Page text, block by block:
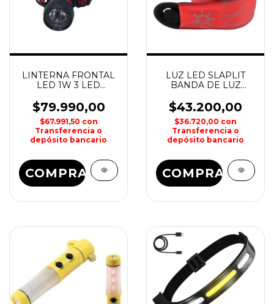
LINTERNA FRONTAL
LED 1W 3 LED
$79.990,00
$67.991,50 con
Transferencia o
depósito bancario
COMPRAR
LUZ LED SLAPLIT
BANDA DE LUZ
SEGURIDAD NITEIZE
$43.200,00
$36.720,00 con
Transferencia o
depósito bancario